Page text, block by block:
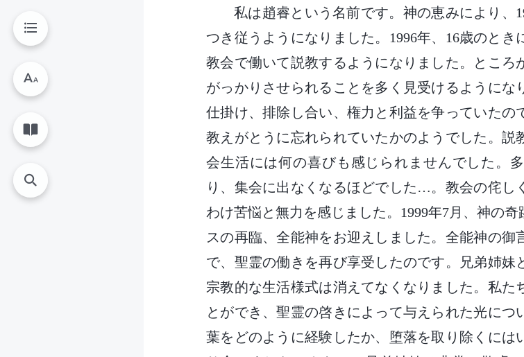
私は趙睿という名前です。神の恵みにより、
つき従うようになりました。1996年、16歳のとき
教会で働いて説教するようになりました。ところ
がっかりさせられることを多く見受けるようにな
仕掛け、排除し合い、権力と利益を争っていたの
教えがとうに忘れられていたかのようでした。説
会生活には何の喜びも感じられませんでした。
り、集会に出なくなるほどでした…。教会の侘し
わけ苦悩と無力を感じました。1999年7月、神の
スの再臨、全能神をお迎えしました。全能神の御
で、聖霊の働きを再び享受したのです。兄弟姉妹
宗教的な生活様式は消えてなくなりました。私た
とができ、聖霊の啓きによって与えられた光に
葉をどのように経験したか、堕落を取り除くには